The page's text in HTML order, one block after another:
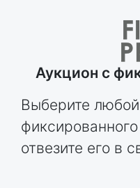
Аукцион с
Выберите
отвезите его в